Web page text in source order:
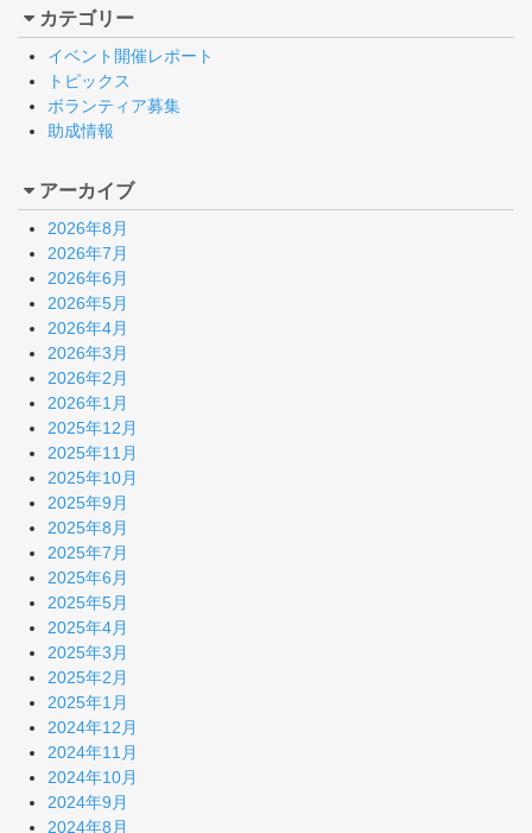
カテゴリー
イベント開催レポート
トピックス
ボランティア募集
助成情報
アーカイブ
2026年8月
2026年7月
2026年6月
2026年5月
2026年4月
2026年3月
2026年2月
2026年1月
2025年12月
2025年11月
2025年10月
2025年9月
2025年8月
2025年7月
2025年6月
2025年5月
2025年4月
2025年3月
2025年2月
2025年1月
2024年12月
2024年11月
2024年10月
2024年9月
2024年8月